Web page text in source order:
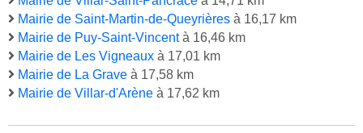
Mairie de Saint-Martin-de-Queyrières à 16,17 km
Mairie de Puy-Saint-Vincentà 16,46 km
Mairie de Les Vigneaux à 17,01 km
Mairie de La Grave à 17,58 km
Mairie de Villar-d'Arène à 17,62 km